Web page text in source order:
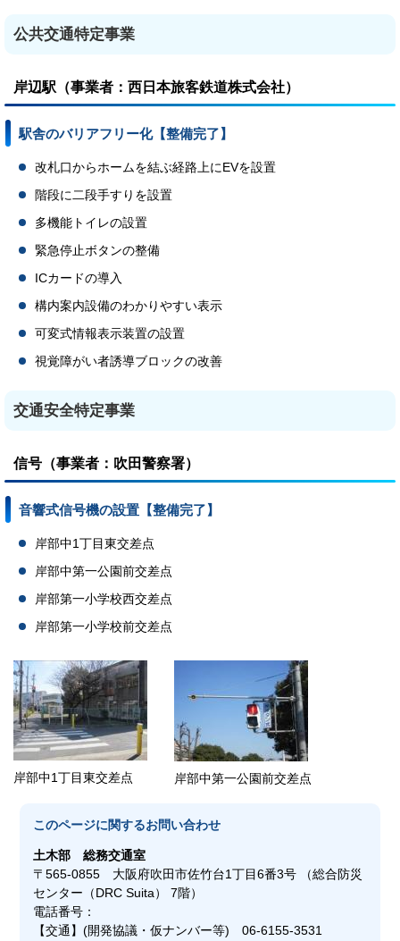
公共交通特定事業
岸辺駅（事業者：西日本旅客鉄道株式会社）
駅舎のバリアフリー化【整備完了】
改札口からホームを結ぶ経路上にEVを設置
階段に二段手すりを設置
多機能トイレの設置
緊急停止ボタンの整備
ICカードの導入
構内案内設備のわかりやすい表示
可変式情報表示装置の設置
視覚障がい者誘導ブロックの改善
交通安全特定事業
信号（事業者：吹田警察署）
音響式信号機の設置【整備完了】
岸部中1丁目東交差点
岸部中第一公園前交差点
岸部第一小学校西交差点
岸部第一小学校前交差点
岸部中1丁目東交差点 岸部中第一公園前交差点
このページに関するお問い合わせ
土木部総務交通室
〒565-0855 大阪府吹田市佐竹台1丁目6番3号 （総合防災
センター（DRC Suita） 7階）
電話番号：
【交通】(開発協議・仮ナンバー等) 06-6155-3531